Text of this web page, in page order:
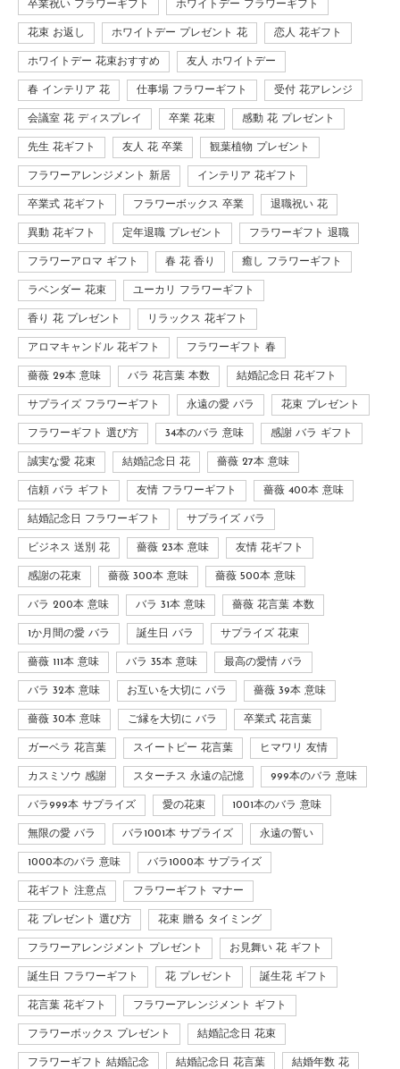
卒業祝い フラワーギフト ホワイトデー フラワーギフト
花束 お返し ホワイトデー プレゼント 花 恋人 花ギフト
ホワイトデー 花束おすすめ 友人 ホワイトデー
春 インテリア 花 仕事場 フラワーギフト 受付 花アレンジ
会議室 花 ディスプレイ 卒業 花束 感動 花 プレゼント
先生 花ギフト 友人 花 卒業 観葉植物 プレゼント
フラワーアレンジメント 新居 インテリア 花ギフト
卒業式 花ギフト フラワーボックス 卒業 退職祝い 花
異動 花ギフト 定年退職 プレゼント フラワーギフト 退職
フラワーアロマ ギフト 春 花 香り 癒し フラワーギフト
ラベンダー 花束 ユーカリ フラワーギフト
香り 花 プレゼント リラックス 花ギフト
アロマキャンドル 花ギフト フラワーギフト 春
薔薇 29本 意味 バラ 花言葉 本数 結婚記念日 花ギフト
サプライズ フラワーギフト 永遠の愛 バラ 花束 プレゼント
フラワーギフト 選び方 34本のバラ 意味 感謝 バラ ギフト
誠実な愛 花束 結婚記念日 花 薔薇 27本 意味
信頼 バラ ギフト 友情 フラワーギフト 薔薇 400本 意味
結婚記念日 フラワーギフト サプライズ バラ
ビジネス 送別 花 薔薇 23本 意味 友情 花ギフト
感謝の花束 薔薇 300本 意味 薔薇 500本 意味
バラ 200本 意味 バラ 31本 意味 薔薇 花言葉 本数
1か月間の愛 バラ 誕生日 バラ サプライズ 花束
薔薇 111本 意味 バラ 35本 意味 最高の愛情 バラ
バラ 32本 意味 お互いを大切に バラ 薔薇 39本 意味
薔薇 30本 意味 ご縁を大切に バラ 卒業式 花言葉
ガーベラ 花言葉 スイートピー 花言葉 ヒマワリ 友情
カスミソウ 感謝 スターチス 永遠の記憶 999本のバラ 意味
バラ999本 サプライズ 愛の花束 1001本のバラ 意味
無限の愛 バラ バラ1001本 サプライズ 永遠の誓い
1000本のバラ 意味 バラ1000本 サプライズ
花ギフト 注意点 フラワーギフト マナー
花 プレゼント 選び方 花束 贈る タイミング
フラワーアレンジメント プレゼント お見舞い 花 ギフト
誕生日 フラワーギフト 花 プレゼント 誕生花 ギフト
花言葉 花ギフト フラワーアレンジメント ギフト
フラワーボックス プレゼント 結婚記念日 花束
フラワーギフト 結婚記念 結婚記念日 花言葉 結婚年数 花